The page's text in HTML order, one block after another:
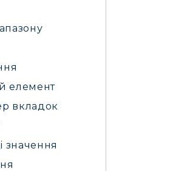
елемент
вкладок
значення